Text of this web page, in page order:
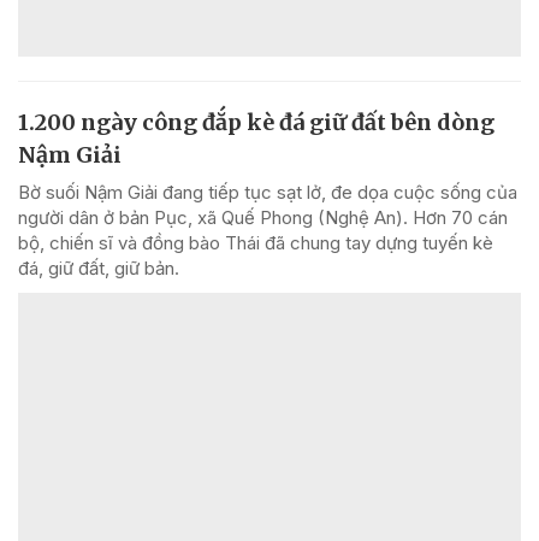
1.200 ngày công đắp kè đá giữ đất bên dòng
Nậm Giải
Bờ suối Nậm Giải đang tiếp tục sạt lở, đe dọa cuộc sống của
người dân ở bản Pục, xã Quế Phong (Nghệ An). Hơn 70 cán
bộ, chiến sĩ và đồng bào Thái đã chung tay dựng tuyến kè
đá, giữ đất, giữ bản.